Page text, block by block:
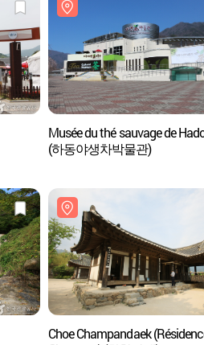
Musée du thé sauvage de
(하동야생차박물관)
Choe Champandaek